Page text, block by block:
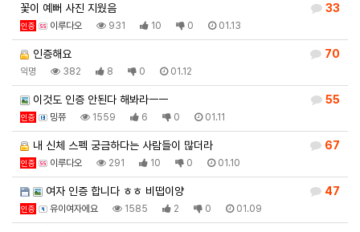
33
꽃이 예뻐 사진 지웠음
인증 이루다오 931 10 0 01.13
70
인증해요
익명 382 8 0 01.12
55
이것도 인증 안된다 해봐라ㅡㅡ
인증 밍쮸 1559 6 0 01.11
67
내 신체 스펙 궁금하다는 사람들이 많더라
인증 이루다오 291 10 0 01.10
47
여자 인증 합니다 ㅎㅎ 비떱이양
인증 유이여자에요 1585 2 0 01.09